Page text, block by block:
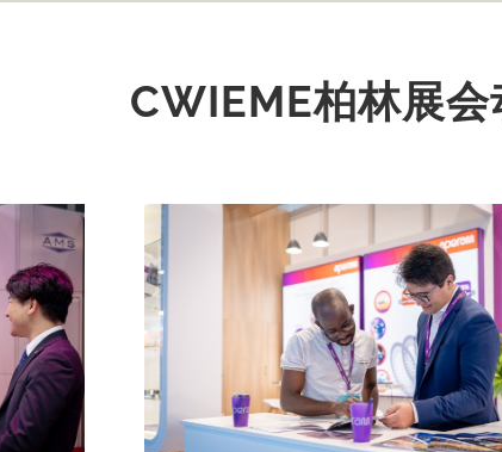
CWIEME柏林展会